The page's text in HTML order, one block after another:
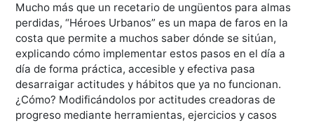
Mucho más que un recetario de ungüentos para almas
perdidas, “Héroes Urbanos” es un mapa de faros en la
costa que permite a muchos saber dónde se sitúan,
explicando cómo implementar estos pasos en el día a
día de forma práctica, accesible y efectiva pasa
desarraigar actitudes y hábitos que ya no funcionan.
¿Cómo? Modificándolos por actitudes creadoras de
progreso mediante herramientas, ejercicios y casos